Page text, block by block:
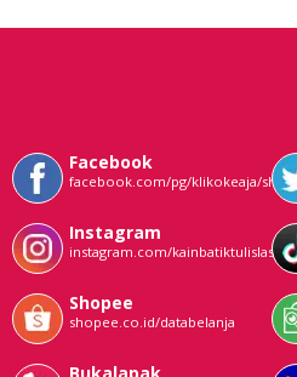
Facebook
facebook.com/pg/klikokeaja/shop/
Instagram
instagram.com/kainbatiktulislasem
Shopee
shopee.co.id/databelanja